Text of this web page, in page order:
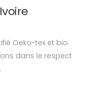
Oeko-tex et bio.
dans le respect